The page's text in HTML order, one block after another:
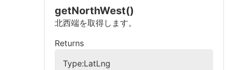
getNorthWest()
北西端を取得します。
Returns
Type:LatLng